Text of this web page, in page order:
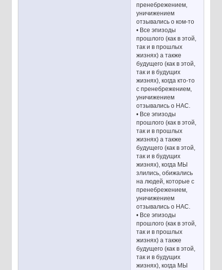
пренебрежением,
уничижением
отзывались о ком-то
• Все эпизоды
прошлого (как в этой,
так и в прошлых
жизнях) а также
будущего (как в этой,
так и в будущих
жизнях), когда кто-то
с пренебрежением,
уничижением
отзывались о НАС.
• Все эпизоды
прошлого (как в этой,
так и в прошлых
жизнях) а также
будущего (как в этой,
так и в будущих
жизнях), когда МЫ
злились, обижались
на людей, которые с
пренебрежением,
уничижением
отзывались о НАС.
• Все эпизоды
прошлого (как в этой,
так и в прошлых
жизнях) а также
будущего (как в этой,
так и в будущих
жизнях), когда МЫ